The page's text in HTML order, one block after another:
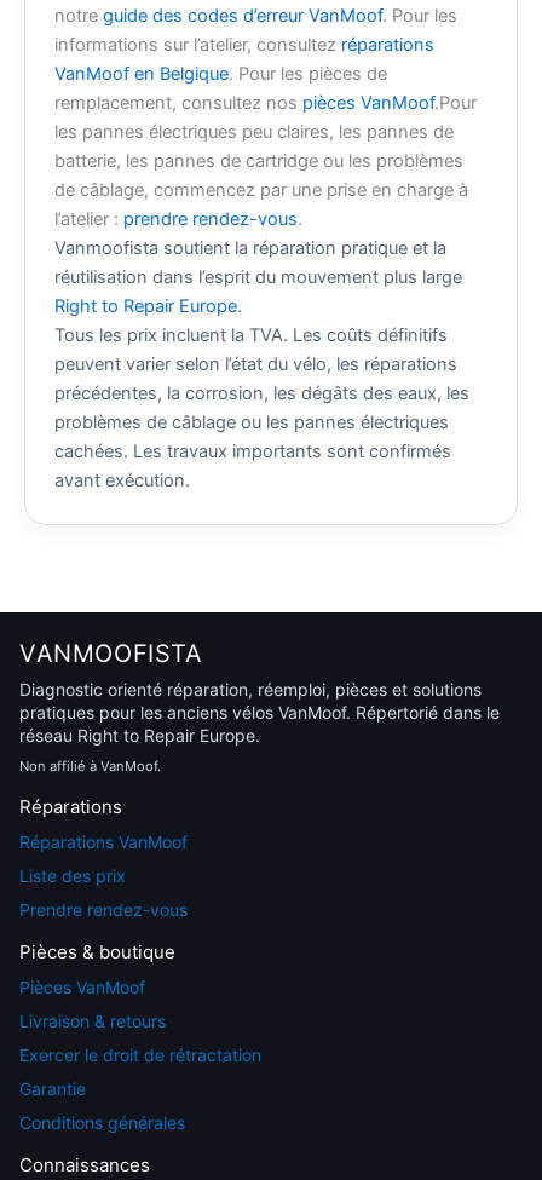
notre guide des codes d’erreur VanMoof. Pour les
informations sur l’atelier, consultez réparations
VanMoof en Belgique. Pour les pièces de
remplacement, consultez nos pièces VanMoof.Pour
les pannes électriques peu claires, les pannes de
batterie, les pannes de cartridge ou les problèmes
de câblage, commencez par une prise en charge à
l’atelier : prendre rendez-vous.
Vanmoofista soutient la réparation pratique et la
réutilisation dans l’esprit du mouvement plus large
Right to Repair Europe.
Tous les prix incluent la TVA. Les coûts définitifs
peuvent varier selon l’état du vélo, les réparations
précédentes, la corrosion, les dégâts des eaux, les
problèmes de câblage ou les pannes électriques
cachées. Les travaux importants sont confirmés
avant exécution.
VANMOOFISTA
Diagnostic orienté réparation, réemploi, pièces et solutions
pratiques pour les anciens vélos VanMoof. Répertorié dans le
réseau Right to Repair Europe.
Non affilié à VanMoof.
Réparations
Réparations VanMoof
Liste des prix
Prendre rendez-vous
Pièces & boutique
Pièces VanMoof
Livraison & retours
Exercer le droit de rétractation
Garantie
Conditions générales
Connaissances